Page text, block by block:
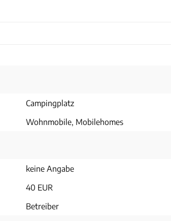
Campingplatz
Wohnmobile, Mobilehomes
keine Angabe
40 EUR
Betreiber